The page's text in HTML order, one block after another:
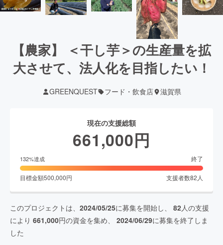
【農家】 ＜干し芋＞の生産量を拡
大させて、法人化を目指したい！
GREENQUEST フード・飲食店 滋賀県
現在の支援総額
661,000円
132%達成 終了
目標金額500,000円 支援者数82 人
このプロジェクトは、 2024/05/25に募集を開始し、 82人の支援
により 661,000円の資金を集め、 2024/06/29に募集を終了しま
した